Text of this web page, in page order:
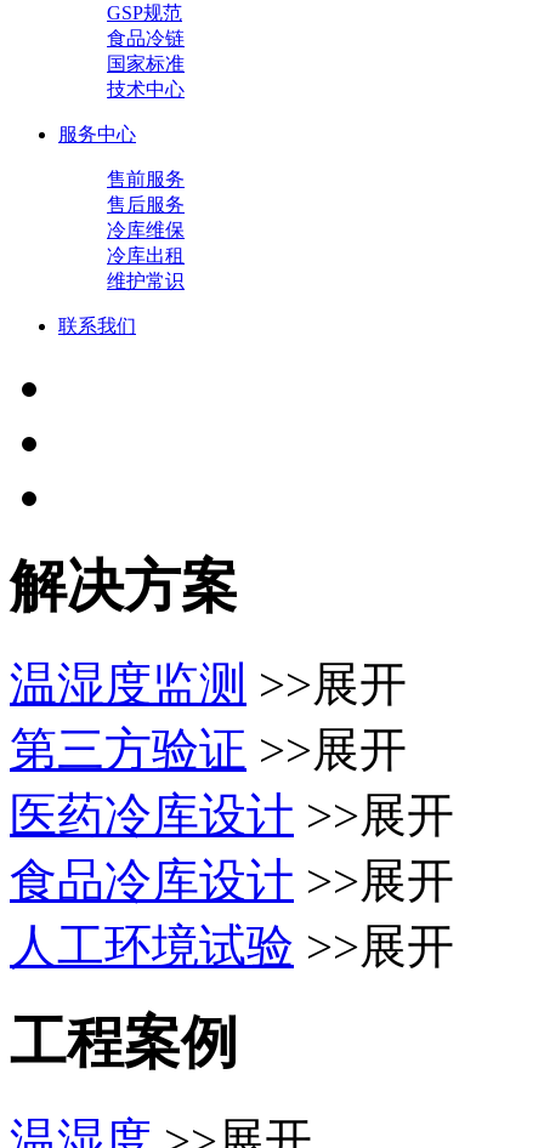
GSP规范
食品冷链
国家标准
技术中心
服务中心
售前服务
售后服务
冷库维保
冷库出租
维护常识
联系我们
解决方案
温湿度监测 >>展开
第三方验证 >>展开
医药冷库设计 >>展开
食品冷库设计 >>展开
人工环境试验 >>展开
工程案例